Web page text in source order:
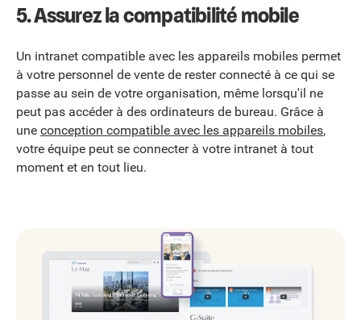
5. Assurez la compatibilité mobile
Un intranet compatible avec les appareils mobiles permet
à votre personnel de vente de rester connecté à ce qui se
passe au sein de votre organisation, même lorsqu'il ne
peut pas accéder à des ordinateurs de bureau. Grâce à
une conception compatible avec les appareils mobiles,
votre équipe peut se connecter à votre intranet à tout
moment et en tout lieu.